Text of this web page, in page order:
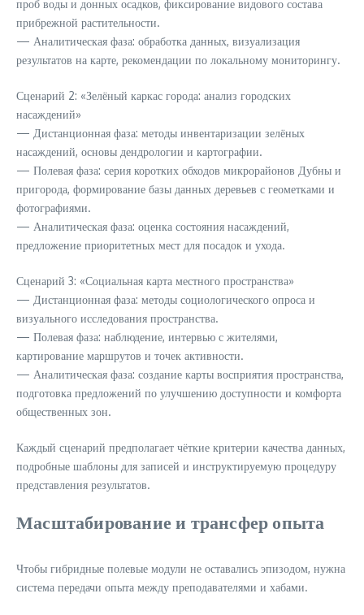
проб воды и донных осадков, фиксирование видового состава
прибрежной растительности.
— Аналитическая фаза: обработка данных, визуализация
результатов на карте, рекомендации по локальному мониторингу.
Сценарий 2: «Зелёный каркас города: анализ городских
насаждений»
— Дистанционная фаза: методы инвентаризации зелёных
насаждений, основы дендрологии и картографии.
— Полевая фаза: серия коротких обходов микрорайонов Дубны и
пригорода, формирование базы данных деревьев с геометками и
фотографиями.
— Аналитическая фаза: оценка состояния насаждений,
предложение приоритетных мест для посадок и ухода.
Сценарий 3: «Социальная карта местного пространства»
— Дистанционная фаза: методы социологического опроса и
визуального исследования пространства.
— Полевая фаза: наблюдение, интервью с жителями,
картирование маршрутов и точек активности.
— Аналитическая фаза: создание карты восприятия пространства,
подготовка предложений по улучшению доступности и комфорта
общественных зон.
Каждый сценарий предполагает чёткие критерии качества данных,
подробные шаблоны для записей и инструктируемую процедуру
представления результатов.
Масштабирование и трансфер опыта
Чтобы гибридные полевые модули не оставались эпизодом, нужна
система передачи опыта между преподавателями и хабами.